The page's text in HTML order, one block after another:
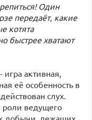
Один
передаёт, какие
котята
быстрее хватают
игра активная,
её особенность в
слух.
роли ведущего
добычи, лежащих